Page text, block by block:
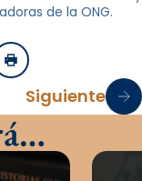
de la ONG.
Imprimir
Siguiente